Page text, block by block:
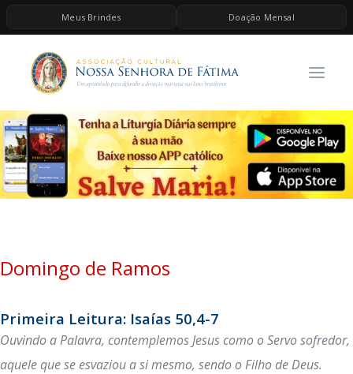
Meus Brindes Doação Mensal
HOME
A ASSOCIAÇÃO
CONTEÚDOS DE MARIA
ESPIRITUALIDADE
AS MELHORES MÚSICAS CATÓLICAS
BRINDES
Domingo de Ramos
Primeira Leitura: Isaías 50,4-7
Ouvindo a Palavra, contemplemos Jesus como o Servo sofredor,
aquele que se esvaziou a si mesmo, sendo o Filho de Deus.